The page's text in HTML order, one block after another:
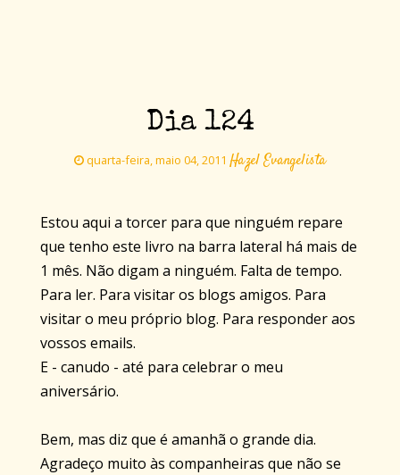
Dia 124
quarta-feira, maio 04, 2011 Hazel Evangelista
Estou aqui a torcer para que ninguém repare
que tenho este livro na barra lateral há mais de
1 mês. Não digam a ninguém. Falta de tempo.
Para ler. Para visitar os blogs amigos. Para
visitar o meu próprio blog. Para responder aos
vossos emails.
E - canudo - até para celebrar o meu
aniversário.
Bem, mas diz que é amanhã o grande dia.
Agradeço muito às companheiras que não se